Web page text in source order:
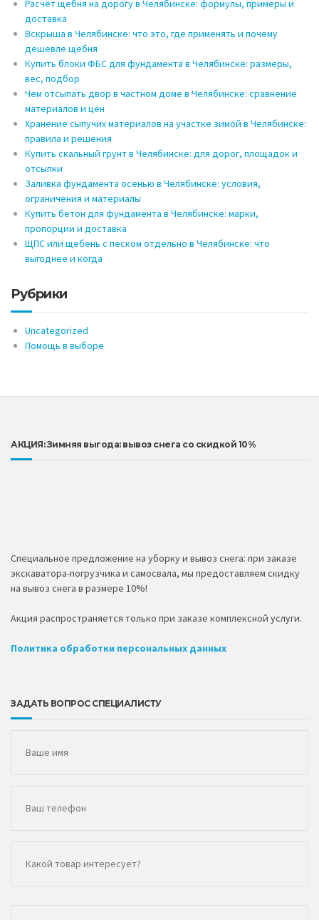
Расчёт щебня на дорогу в Челябинске: формулы, примеры и
доставка
Вскрыша в Челябинске: что это, где применять и почему
дешевле щебня
Купить блоки ФБС для фундамента в Челябинске: размеры,
вес, подбор
Чем отсыпать двор в частном доме в Челябинске: сравнение
материалов и цен
Хранение сыпучих материалов на участке зимой в Челябинске:
правила и решения
Купить скальный грунт в Челябинске: для дорог, площадок и
отсыпки
Заливка фундамента осенью в Челябинске: условия,
ограничения и материалы
Купить бетон для фундамента в Челябинске: марки,
пропорции и доставка
ЩПС или щебень с песком отдельно в Челябинске: что
выгоднее и когда
Рубрики
Uncategorized
Помощь в выборе
АКЦИЯ: Зимняя выгода: вывоз снега со скидкой 10%
Специальное предложение на уборку и вывоз снега: при заказе
экскаватора-погрузчика и самосвала, мы предоставляем скидку
на вывоз снега в размере 10%!
Акция распространяется только при заказе комплексной услуги.
Политика обработки персональных данных
ЗАДАТЬ ВОПРОС СПЕЦИАЛИСТУ